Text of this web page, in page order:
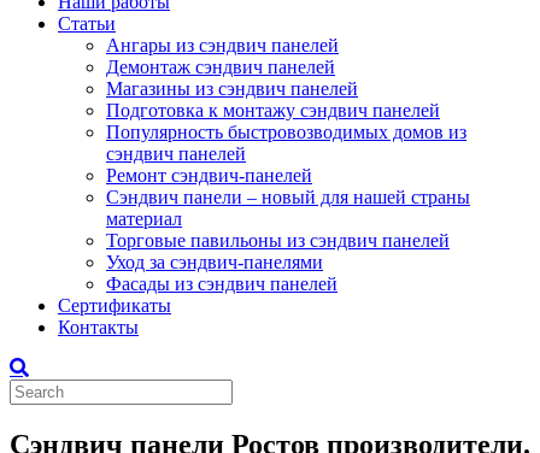
Статьи
Ангары из сэндвич панелей
Демонтаж сэндвич панелей
Магазины из сэндвич панелей
Подготовка к монтажу сэндвич панелей
Популярность быстровозводимых домов из
сэндвич панелей
Ремонт сэндвич-панелей
Сэндвич панели – новый для нашей страны
материал
Торговые павильоны из сэндвич панелей
Уход за сэндвич-панелями
Фасады из сэндвич панелей
Сертификаты
Контакты
Сэндвич панели Ростов производители.